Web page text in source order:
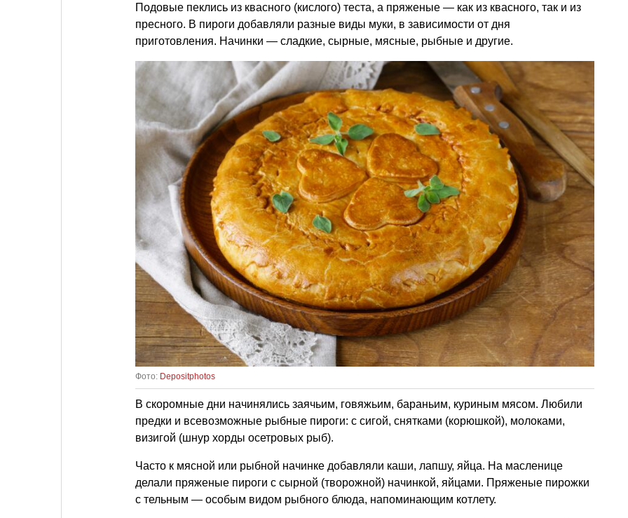
Подовые пеклись из квасного (кислого) теста, а пряженые — как из квасного, так и из
пресного. В пироги добавляли разные виды муки, в зависимости от дня
приготовления. Начинки — сладкие, сырные, мясные, рыбные и другие.
Фото: Depositphotos
В скоромные дни начинялись заячьим, говяжьим, бараньим, куриным мясом. Любили
предки и всевозможные рыбные пироги: с сигой, снятками (корюшкой), молоками,
визигой (шнур хорды осетровых рыб).
Часто к мясной или рыбной начинке добавляли каши, лапшу, яйца. На масленице
делали пряженые пироги с сырной (творожной) начинкой, яйцами. Пряженые пирожки
с тельным — особым видом рыбного блюда, напоминающим котлету.